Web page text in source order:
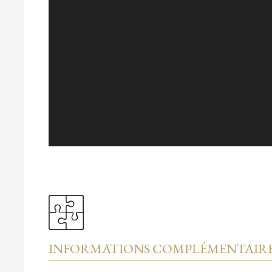
INFORMATIONS